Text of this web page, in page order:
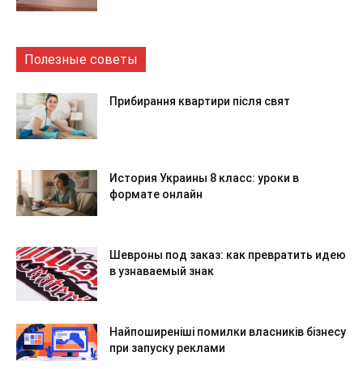
Полезные советы
Прибирання квартири після свят
История Украины 8 класс: уроки в
формате онлайн
Шевроны под заказ: как превратить идею
в узнаваемый знак
Найпоширеніші помилки власників бізнесу
при запуску реклами